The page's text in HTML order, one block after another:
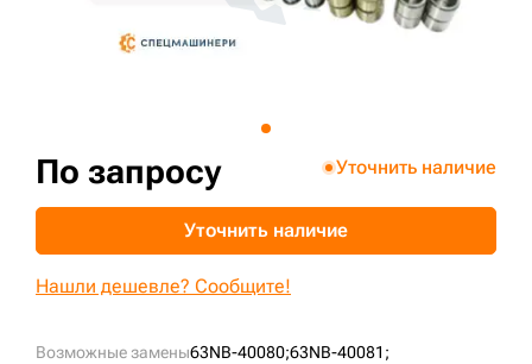
Возможные замены63NB-40080;63NB-40081;
По запросу Уточнить наличие
Уточнить наличие
Нашли дешевле? Сообщите!
sksale@skdst.ru